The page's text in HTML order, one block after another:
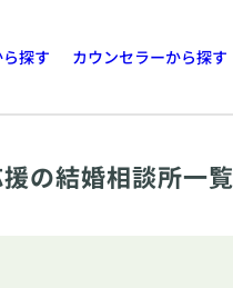
探す カウンセラーから探す
の結婚相談所一覧